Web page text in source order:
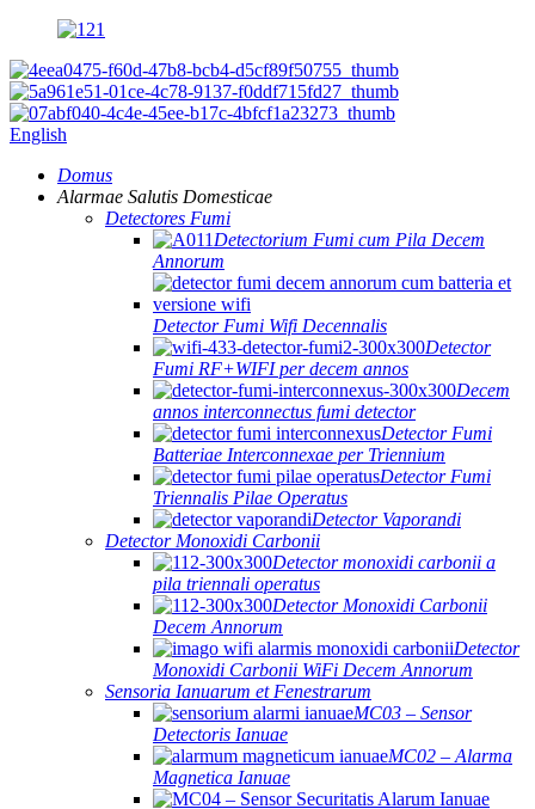
English
Domus
Alarmae ​​Salutis Domesticae
Detectores Fumi
Detectorium Fumi cum Pila Decem
Annorum
Detector Fumi Wifi Decennalis
Detector
Fumi RF+WIFI per decem annos
Decem
annos interconnectus fumi detector
Detector Fumi
Batteriae Interconnexae per Triennium
Detector Fumi
Triennalis Pilae Operatus
Detector Vaporandi
Detector Monoxidi Carbonii
Detector monoxidi carbonii a
pila triennali operatus
Detector Monoxidi Carbonii
Decem Annorum
Detector
Monoxidi Carbonii WiFi Decem Annorum
Sensoria Ianuarum et Fenestrarum
MC03 – Sensor
Detectoris Ianuae
MC02 – Alarma
Magnetica Ianuae